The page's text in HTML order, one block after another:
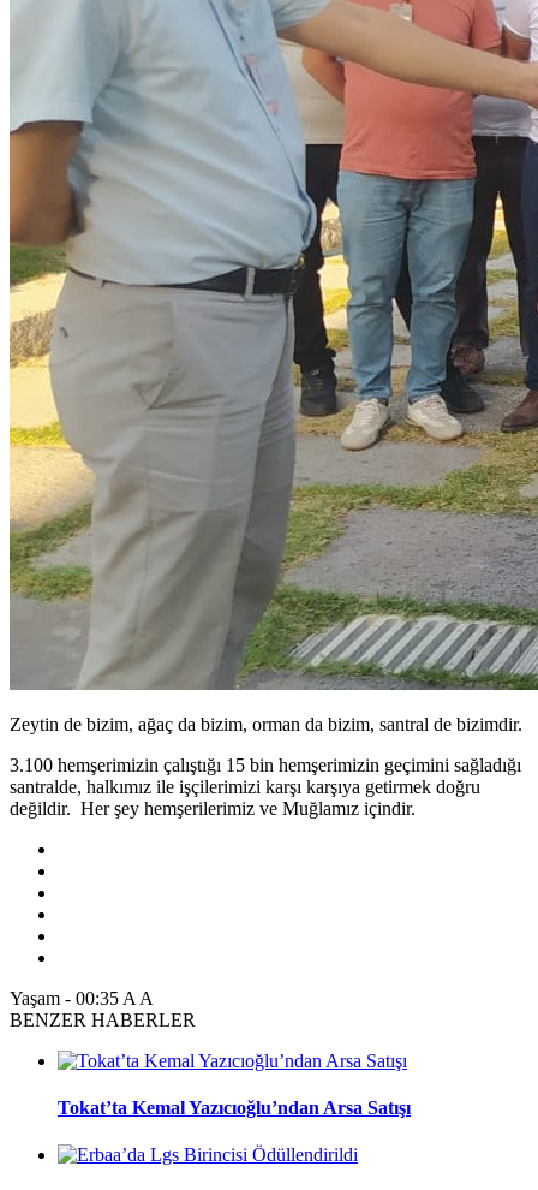
Zeytin de bizim, ağaç da bizim, orman da bizim, santral de bizimdir.
3.100 hemşerimizin çalıştığı 15 bin hemşerimizin geçimini sağladığı
santralde, halkımız ile işçilerimizi karşı karşıya getirmek doğru
değildir. Her şey hemşerilerimiz ve Muğlamız içindir.
Yaşam - 00:35 A A
BENZER HABERLER
Tokat’ta Kemal Yazıcıoğlu’ndan Arsa Satışı